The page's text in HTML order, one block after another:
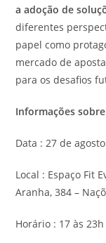
a adoção de
diferentes
papel como
mercado de
para os desafios
Informações
Data : 27 de
Local : Espaço Fit
Aranha, 384 –
Horário : 17 às 23h